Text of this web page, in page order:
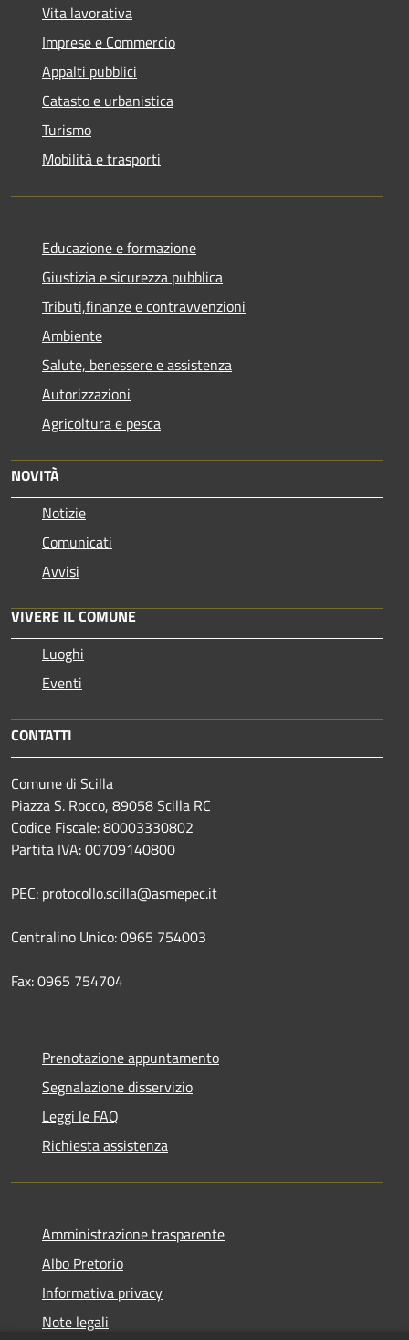
Vita lavorativa
Imprese e Commercio
Appalti pubblici
Catasto e urbanistica
Turismo
Mobilità e trasporti
Educazione e formazione
Giustizia e sicurezza pubblica
Tributi,finanze e contravvenzioni
Ambiente
Salute, benessere e assistenza
Autorizzazioni
Agricoltura e pesca
NOVITÀ
Notizie
Comunicati
Avvisi
VIVERE IL COMUNE
Luoghi
Eventi
CONTATTI
Comune di Scilla
Piazza S. Rocco, 89058 Scilla RC
Codice Fiscale: 80003330802
Partita IVA: 00709140800
PEC: protocollo.scilla@asmepec.it
Centralino Unico: 0965 754003
Fax: 0965 754704
Prenotazione appuntamento
Segnalazione disservizio
Leggi le FAQ
Richiesta assistenza
Amministrazione trasparente
Albo Pretorio
Informativa privacy
Note legali